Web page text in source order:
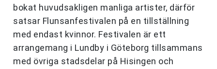
bokat huvudsakligen manliga artister, därför
satsar Flunsanfestivalen på en tillställning
med endast kvinnor. Festivalen är ett
arrangemang i Lundby i Göteborg tillsammans
med övriga stadsdelar på Hisingen och